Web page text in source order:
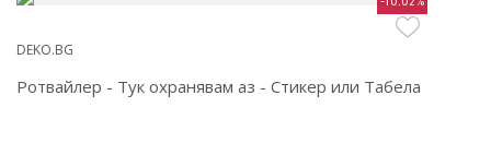
DEKO.BG
Ротвайлер - Тук охранявам аз - Стикер или Табела